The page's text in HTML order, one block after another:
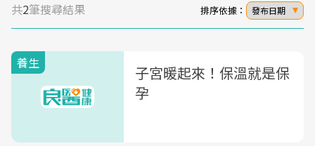
共2筆搜尋結果 排序依據： 發布日期
養生
子宮暖起來！保溫就是保
孕